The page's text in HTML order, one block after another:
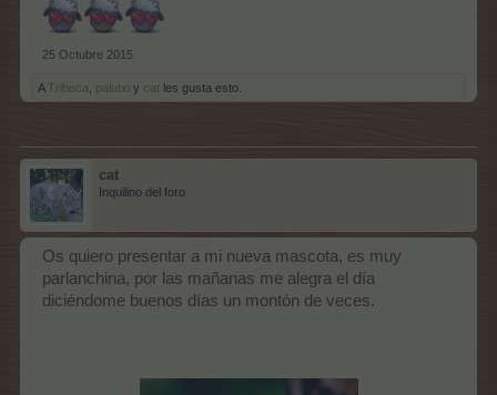
25 Octubre 2015
ATribeca palutxi y cat les gusta esto.
cat
Inquilino del foro
Os quiero presentar a mi nueva mascota, es muy
parlanchina, por las mañanas me alegra el día
diciéndome buenos días un montón de veces.